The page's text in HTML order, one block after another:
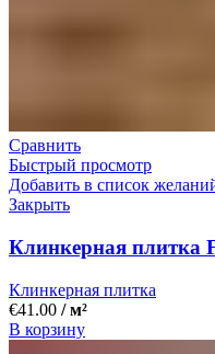
Сравнить
Быстрый просмотр
Добавить в список
Закрыть
Клинкерная плитка
Клинкерная плитка
€41.00 / м²
В корзину